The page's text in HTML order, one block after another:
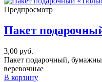
Предпросмотр
Пакет
3,00 руб.
Пакет подарочный,
веревочные
В корзину